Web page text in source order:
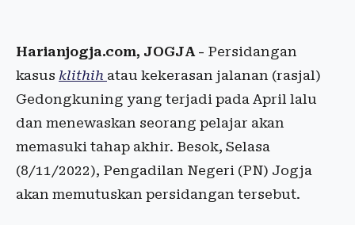
Harianjogja.com, JOGJA - Persidangan
kasus klithih atau kekerasan jalanan (rasjal)
Gedongkuning yang terjadi pada April lalu
dan menewaskan seorang pelajar akan
memasuki tahap akhir. Besok, Selasa
(8/11/2022), Pengadilan Negeri (PN) Jogja
akan memutuskan persidangan tersebut.